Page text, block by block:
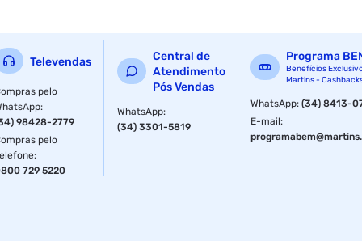
Televendas
pelo
:
98428-2779
pelo
:
729 5220
Central de
Atendimento
Pós Vendas
WhatsApp:
(34) 3301-5819
Programa
Benefícios
Martins -
WhatsApp:(34) 8413-
E-mail: